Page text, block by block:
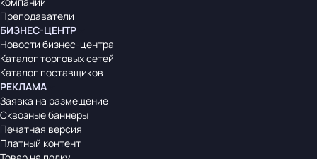
Преподаватели
БИЗНЕС-ЦЕНТР
Новости бизнес-центра
Каталог торговых сетей
Каталог поставщиков
РЕКЛАМА
Заявка на размещение
Сквозные баннеры
Печатная версия
Платный контент